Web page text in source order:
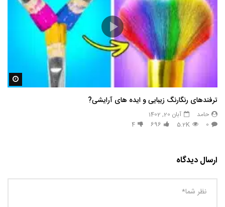
ترفندهای رنگارنگ زیبایی و ایده های آرایشی?
حامد
آبان 20, 1402
0
5.2K
696
4
ارسال دیدگاه